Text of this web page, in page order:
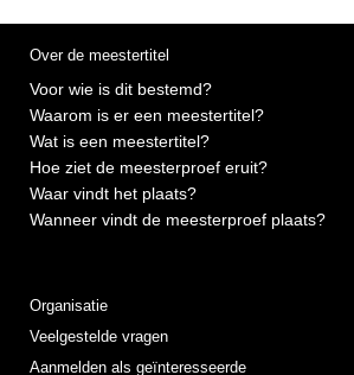
Over de meestertitel
Voor wie is dit bestemd?
Waarom is er een meestertitel?
Wat is een meestertitel?
Hoe ziet de meesterproef eruit?
Waar vindt het plaats?
Wanneer vindt de meesterproef plaats?
Organisatie
Veelgestelde vragen
Aanmelden als geïnteresseerde